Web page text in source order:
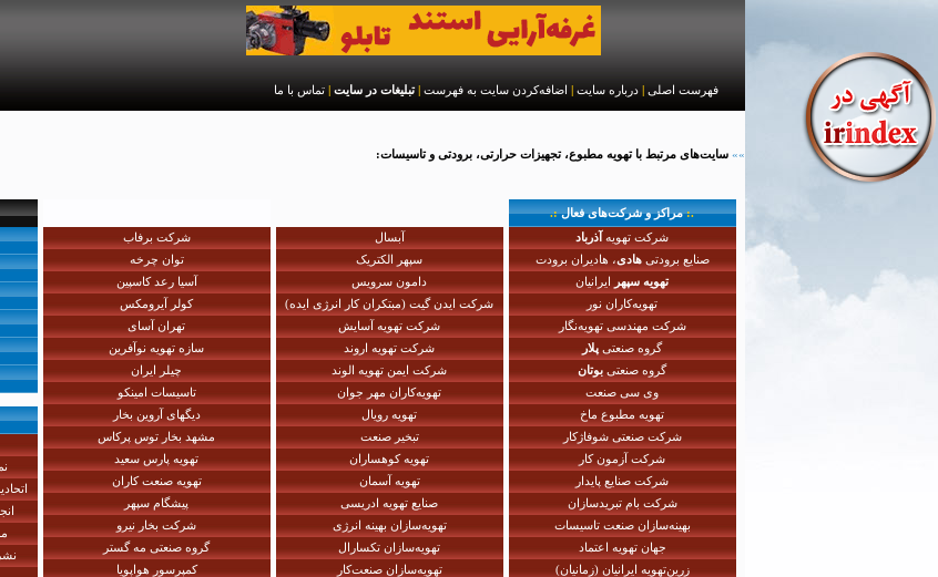
فهرست اصلی | درباره سایت | اضافه‌کردن سایت به فهرست | تبلیغات در سایت | تماس با ما
»» سایت‌های مرتبط با تهویه مطبوع، تجهیزات حرارتی، برودتی و تاسیسات:
شرکت برفاب
توان چرخه
آسیا رعد کاسپین
کولر آیرومکس
تهران آسای
سازه تهویه نوآفرین
چیلر ایران
تاسیسات امینکو
دیگهای آروین بخار
مشهد بخار توس پرکاس
تهویه پارس سعید
تهویه صنعت کاران
پیشگام سپهر
شرکت بخار نیرو
گروه صنعتی مه گستر
کمپرسور هواپویا
آبسال
سپهر الکتریک
دامون سرویس
شرکت ایدن گیت (مبتکران کار انرژی ایده)
شرکت تهویه آسایش
شرکت تهویه اروند
شرکت ایمن تهویه الوند
تهویه‌کاران مهر جوان
تهویه رویال
تبخیر صنعت
تهویه کوهساران
تهویه آسمان
صنایع تهویه ادریسی
تهویه‌سازان بهینه انرژی
تهویه‌سازان تکسارال
تهویه‌سازان صنعت‌کار
.:مراکز و شرکت‌های فعال:.
شرکت تهویه آذرباد
صنایع برودتیهادی، هادیران برودت
تهویه سپهر ایرانیان
تهویه‌کاران نور
شرکت مهندسی تهویه‌نگار
گروه صنعتی پلار
گروه صنعتی بوتان
وی سی صنعت
تهویه مطبوع ماخ
شرکت صنعتی شوفاژکار
شرکت آزمون کار
شرکت صنایع پایدار
شرکت بام تبریدسازان
بهینه‌سازان صنعت تاسیسات
جهان تهویه اعتماد
زرین‌تهویه ایرانیان (زمانیان)